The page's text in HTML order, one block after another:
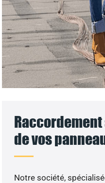
de vos
Notre société,